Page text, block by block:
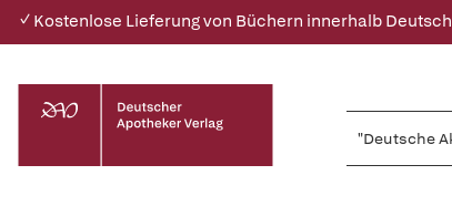
✓ Kostenlose Lieferung von Büchern innerhalb